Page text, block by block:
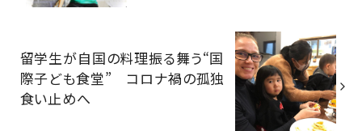
留学生が自国の料理振る舞う“国
際子ども食堂” コロナ禍の孤独
食い止めへ